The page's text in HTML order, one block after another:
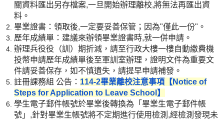
關資料匯出另存檔案,一旦開始辦理離校,將無法再匯出資
料。
畢業證書：領取後,一定要妥善保管；因為"僅此一份"。
歷年成績單：建議來辦領畢業證書時,就一併申請。
辦理兵役役（訓）期折減，請至行政大樓一樓自動繳費機
投幣申請歷年成績單後至軍訓室辦理，證明文件為重要文
件請妥善保存，如不慎遺失，請提早申請補發。
註冊課務組 公告： 114-2畢業離校注意事項【Notice of
Steps for Application to Leave School】
學生電子郵件帳號於畢業後轉換為「畢業生電子郵件帳
號」,針對畢業生帳號將不定期進行使用檢測,經檢測發現未